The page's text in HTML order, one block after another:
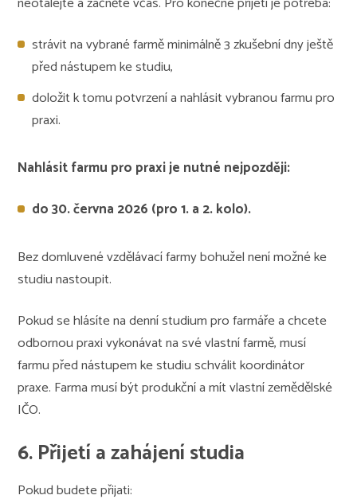
strávit na vybrané farmě minimálně 3 zkušební dny ještě
před nástupem ke studiu,
doložit k tomu potvrzení a nahlásit vybranou farmu pro
praxi.
Nahlásit farmu pro praxi je nutné nejpozději:
do 30. června 2026 (pro 1. a 2. kolo).
Bez domluvené vzdělávací farmy bohužel není možné ke
studiu nastoupit.
Pokud se hlásíte na denní studium pro farmáře a chcete
odbornou praxi vykonávat na své vlastní farmě, musí
farmu před nástupem ke studiu schválit koordinátor
praxe. Farma musí být produkční a mít vlastní zemědělské
IČO.
6. Přijetí a zahájení studia
Pokud budete přijati: